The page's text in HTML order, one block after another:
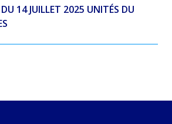
14 JUILLET 2025 UNITÉS DU